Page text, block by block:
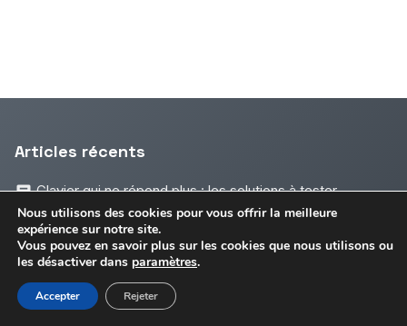
Articles récents
Clavier qui ne répond plus : les solutions à tester
Changer la carte mère d’un PC sans se tromper
Quel processeur pour un PC portable choisir ?
Clavier problème : solutions efficaces pour dépanner
Nous utilisons des cookies pour vous offrir la meilleure
expérience sur notre site.
Vous pouvez en savoir plus sur les cookies que nous utilisons ou
les désactiver dans paramètres.
Accepter Rejeter